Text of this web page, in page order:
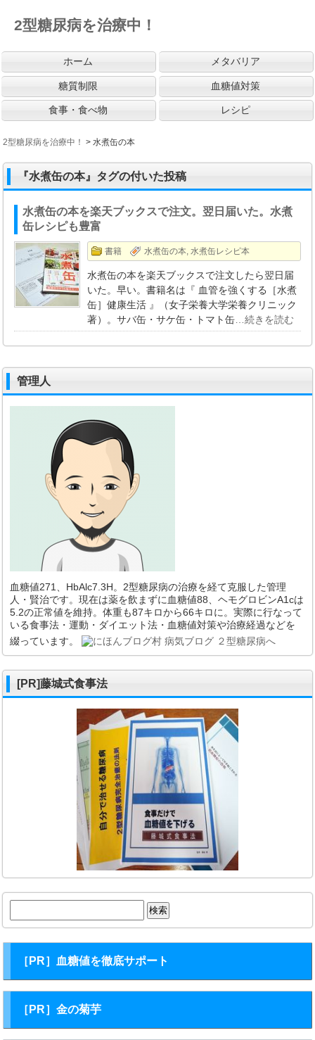
2型糖尿病を治療中！
ホーム メタバリア
糖質制限 血糖値対策
食事・食べ物 レシピ
2型糖尿病を治療中！ >水煮缶の本
『水煮缶の本』タグの付いた投稿
水煮缶の本を楽天ブックスで注文。翌日届いた。水煮
缶レシピも豊富
書籍 水煮缶の本,水煮缶レシピ本
水煮缶の本を楽天ブックスで注文したら翌日届
いた。早い。書籍名は『 血管を強くする［水煮
缶］健康生活 』（女子栄養大学栄養クリニック
著）。サバ缶・サケ缶・トマト缶…続きを読む
管理人
血糖値271、HbAlc7.3H。2型糖尿病の治療を経て克服した管理
人・賢治です。現在は薬を飲まずに血糖値88、ヘモグロビンA1cは
5.2の正常値を維持。体重も87キロから66キロに。実際に行なって
いる食事法・運動・ダイエット法・血糖値対策や治療経過などを
綴っています。
[PR]藤城式食事法
索:
［PR］血糖値を徹底サポート
［PR］金の菊芋